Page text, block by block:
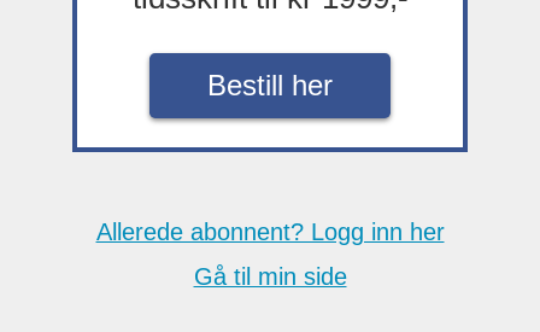
Bestill her
Allerede abonnent? Logg inn her
Gå til min side